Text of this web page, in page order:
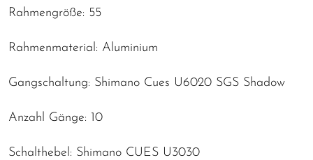
Rahmengröße: 55
Rahmenmaterial: Aluminium
Gangschaltung: Shimano Cues U6020 SGS Shadow
Anzahl Gänge: 10
Schalthebel: Shimano CUES U3030